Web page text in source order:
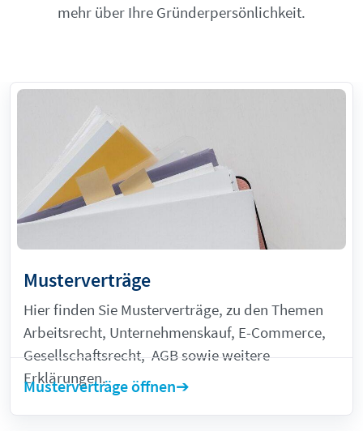
mehr über Ihre Gründerpersönlichkeit.
Musterverträge
Hier finden Sie Musterverträge, zu den Themen
Arbeitsrecht, Unternehmenskauf, E-Commerce,
Gesellschaftsrecht, AGB sowie weitere
Erklärungen.
Musterverträge öffnen